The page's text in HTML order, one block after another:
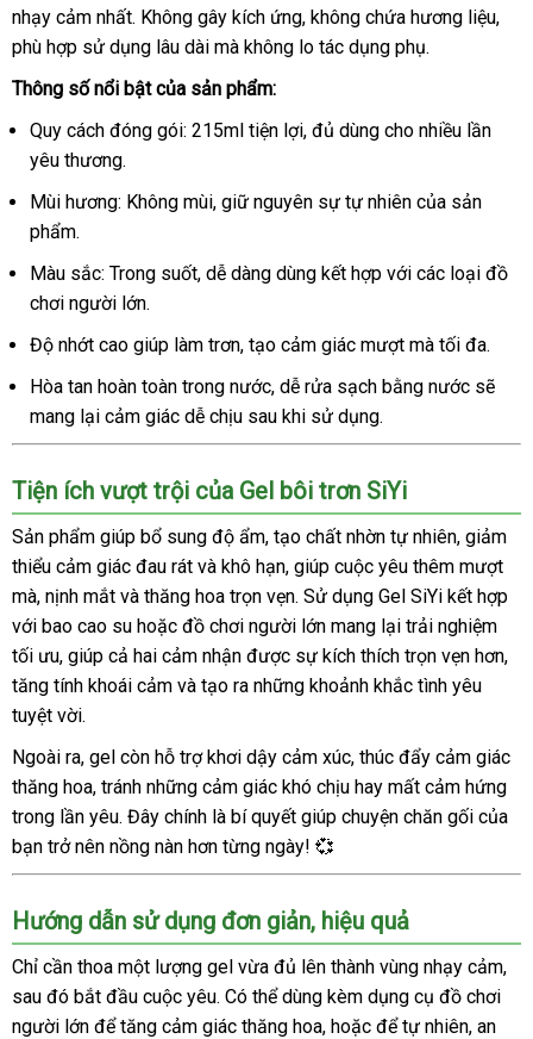
nhạy cảm nhất. Không gây kích ứng, không chứa hương liệu,
phù hợp sử dụng lâu dài mà không lo tác dụng phụ.
Thông số nổi bật của sản phẩm:
Quy cách đóng gói: 215ml tiện lợi, đủ dùng cho nhiều lần
yêu thương.
Mùi hương: Không mùi, giữ nguyên sự tự nhiên của sản
phẩm.
Màu sắc: Trong suốt, dễ dàng dùng kết hợp với các loại đồ
chơi người lớn.
Độ nhớt cao giúp làm trơn, tạo cảm giác mượt mà tối đa.
Hòa tan hoàn toàn trong nước, dễ rửa sạch bằng nước sẽ
mang lại cảm giác dễ chịu sau khi sử dụng.
Tiện ích vượt trội của Gel bôi trơn SiYi
Sản phẩm giúp bổ sung độ ẩm, tạo chất nhờn tự nhiên, giảm
thiểu cảm giác đau rát và khô hạn, giúp cuộc yêu thêm mượt
mà, nịnh mắt và thăng hoa trọn vẹn. Sử dụng Gel SiYi kết hợp
với bao cao su hoặc đồ chơi người lớn mang lại trải nghiệm
tối ưu, giúp cả hai cảm nhận được sự kích thích trọn vẹn hơn,
tăng tính khoái cảm và tạo ra những khoảnh khắc tình yêu
tuyệt vời.
Ngoài ra, gel còn hỗ trợ khơi dậy cảm xúc, thúc đẩy cảm giác
thăng hoa, tránh những cảm giác khó chịu hay mất cảm hứng
trong lần yêu. Đây chính là bí quyết giúp chuyện chăn gối của
bạn trở nên nồng nàn hơn từng ngày! 💞
Hướng dẫn sử dụng đơn giản, hiệu quả
Chỉ cần thoa một lượng gel vừa đủ lên thành vùng nhạy cảm,
sau đó bắt đầu cuộc yêu. Có thể dùng kèm dụng cụ đồ chơi
người lớn để tăng cảm giác thăng hoa, hoặc để tự nhiên, an